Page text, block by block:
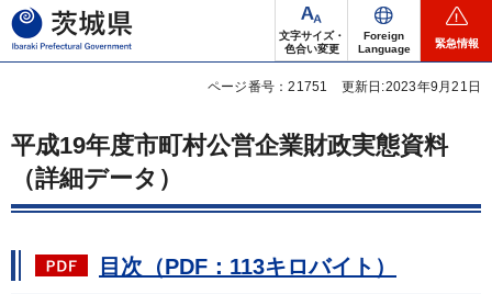
茨城県
文字サイズ・
色合い変更
Foreign
Language
緊急情報
ページ番号：21751 更新日:2023年9月21日
平成19年度市町村公営企業財政実態資料
（詳細データ）
目次（PDF：113キロバイト）